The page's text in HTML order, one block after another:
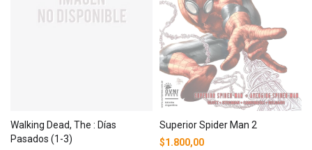
Walking Dead, The : Días
Pasados (1-3)
Superior Spider Man 2
$1.800,00